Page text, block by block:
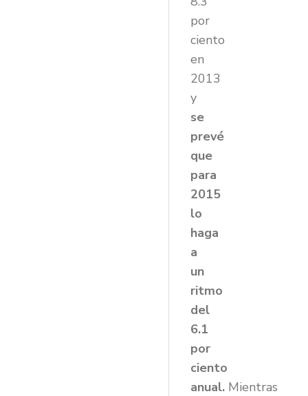
por
ciento
en
2013
y
se
prevé
que
para
2015
lo
haga
a
un
ritmo
del
6.1
por
ciento
anual. Mientras